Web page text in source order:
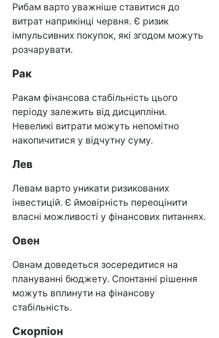
Рибам варто уважніше ставитися до
витрат наприкінці червня. Є ризик
імпульсивних покупок, які згодом можуть
розчарувати.
Рак
Ракам фінансова стабільність цього
періоду залежить від дисципліни.
Невеликі витрати можуть непомітно
накопичитися у відчутну суму.
Лев
Левам варто уникати ризикованих
інвестицій. Є ймовірність переоцінити
власні можливості у фінансових питаннях.
Овен
Овнам доведеться зосередитися на
плануванні бюджету. Спонтанні рішення
можуть вплинути на фінансову
стабільність.
Скорпіон